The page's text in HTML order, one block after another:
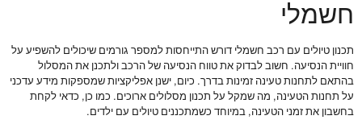
חשמלי
תכנון טיולים עם רכב חשמלי דורש התייחסות למספר גורמים שיכולים להשפיע על
חוויית הנסיעה. חשוב לבדוק את טווח הנסיעה של הרכב ולתכנן את המסלול
בהתאם לתחנות טעינה זמינות בדרך. כיום, ישנן אפליקציות שמספקות מידע עדכני
על תחנות הטעינה, מה שמקל על תכנון מסלולים ארוכים. כמו כן, כדאי לקחת
בחשבון את זמני הטעינה, במיוחד כשמתכננים טיולים עם ילדים.